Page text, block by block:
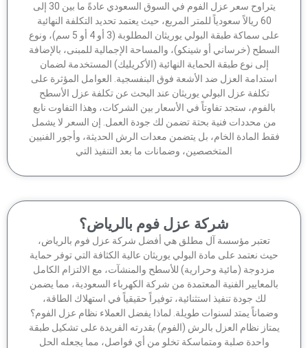
يتراوح سعر عزل الفوم في السوق السعودي عادةً ما بين 30 إلى
60 ريالاً سعودياً للمتر المربع، حيث يعتمد تحديد التكلفة النهائية
على سماكة طبقة البولي يوريثان المطلوبة (3 أو 4 أو 5 سم)، ونوع
(خرساني أو شينكو)، والمساحة الإجمالية للمبنى، بالإضافة
إلى نوع طبقة الحماية النهائية (الأكريليك) المستخدمة لضمان
العزل ضد الأشعة فوق البنفسجية. العوامل المؤثرة على
تكلفة عزل البولي يوريثان عند البحث عن تكلفة عزل الأسطح
ستجد تفاوتاً في الأسعار بين الشركات، وهذا التفاوت نابع
محددات فنية بحتة تضمن لك جودة العمل. إن السعر لا يشمل
المادة الخام، بل يتضمن معدات الرش الحديثة، وأجور الفنيين
المتخصصين، وضمانات ما بعد التنفيذ التي
شركة عزل فوم بالرياض؟
تعتبر مؤسسة آل مطلق هي أفضل شركة عزل فوم بالرياض،
نعتمد على مادة البولي يوريثان عالية الكثافة التي توفر حماية
(مائية وحرارية) للأسطح والمنشآت، مع الالتزام الكامل
الفنية المعتمدة من شركة الكهرباء السعودية، مما يضمن
لك جودة تنفيذ استثنائية، توفيراً حقيقياً في استهلاك الطاقة،
يمتد لسنوات طويلة. لماذا يفضل العملاء نظام عزل الفوم؟
نظام العزل بالرش (الفوم) بقدرته الفريدة على تشكيل طبقة
واحدة صلبة ومتماسكة تخلو من أي فواصل، مما يجعله الحل